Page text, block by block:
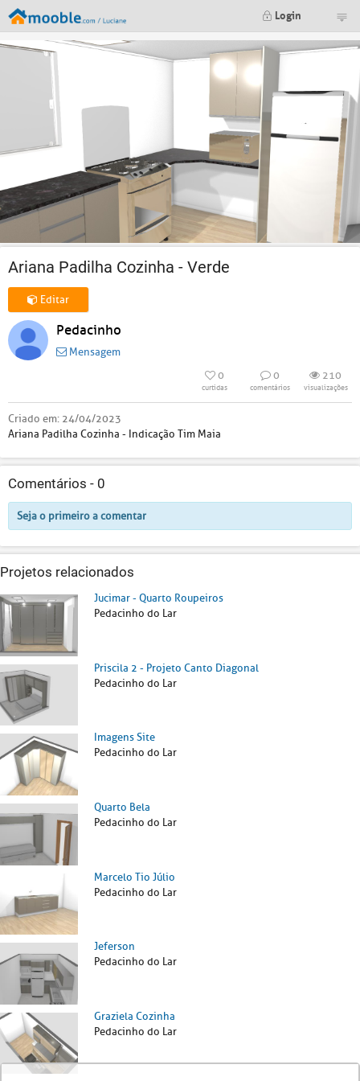
Login
Ariana Padilha Cozinha - Verde
Editar
Pedacinho
Mensagem
0
curtidas
0
comentários
210
visualizações
Criado em: 24/04/2023
Ariana Padilha Cozinha - Indicação Tim Maia
Comentários - 0
Seja o primeiro a comentar
Projetos relacionados
Jucimar - Quarto Roupeiros
Pedacinho do Lar
Priscila 2 - Projeto Canto Diagonal
Pedacinho do Lar
Imagens Site
Pedacinho do Lar
Quarto Bela
Pedacinho do Lar
Marcelo Tio Júlio
Pedacinho do Lar
Jeferson
Pedacinho do Lar
Graziela Cozinha
Pedacinho do Lar